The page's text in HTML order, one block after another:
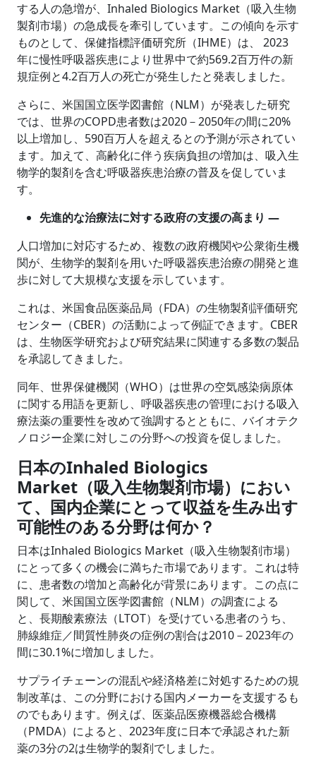
する人の急増が、Inhaled Biologics Market（吸入生物
製剤市場）の急成長を牽引しています。この傾向を示す
ものとして、保健指標評価研究所（IHME）は、 2023
年に慢性呼吸器疾患により世界中で約569.2百万件の新
規症例と4.2百万人の死亡が発生したと発表しました。
さらに、米国国立医学図書館（NLM）が発表した研究
では、世界のCOPD患者数は2020－2050年の間に20%
以上増加し、590百万人を超えるとの予測が示されてい
ます。加えて、高齢化に伴う疾病負担の増加は、吸入生
物学的製剤を含む呼吸器疾患治療の普及を促していま
す。
先進的な治療法に対する政府の支援の高まり ―
人口増加に対応するため、複数の政府機関や公衆衛生機
関が、生物学的製剤を用いた呼吸器疾患治療の開発と進
歩に対して大規模な支援を示しています。
これは、米国食品医薬品局（FDA）の生物製剤評価研究
センター（CBER）の活動によって例証できます。CBER
は、生物医学研究および研究結果に関連する多数の製品
を承認してきました。
同年、世界保健機関（WHO）は世界の空気感染病原体
に関する用語を更新し、呼吸器疾患の管理における吸入
療法薬の重要性を改めて強調するとともに、バイオテク
ノロジー企業に対しこの分野への投資を促しました。
日本のInhaled Biologics
Market（吸入生物製剤市場）におい
て、国内企業にとって収益を生み出す
可能性のある分野は何か？
日本はInhaled Biologics Market（吸入生物製剤市場）
にとって多くの機会に満ちた市場であります。これは特
に、患者数の増加と高齢化が背景にあります。この点に
関して、米国国立医学図書館（NLM）の調査による
と、長期酸素療法（LTOT）を受けている患者のうち、
肺線維症／間質性肺炎の症例の割合は2010－2023年の
間に30.1%に増加しました。
サプライチェーンの混乱や経済格差に対処するための規
制改革は、この分野における国内メーカーを支援するも
のでもあります。例えば、医薬品医療機器総合機構
（PMDA）によると、2023年度に日本で承認された新
薬の3分の2は生物学的製剤でしました。